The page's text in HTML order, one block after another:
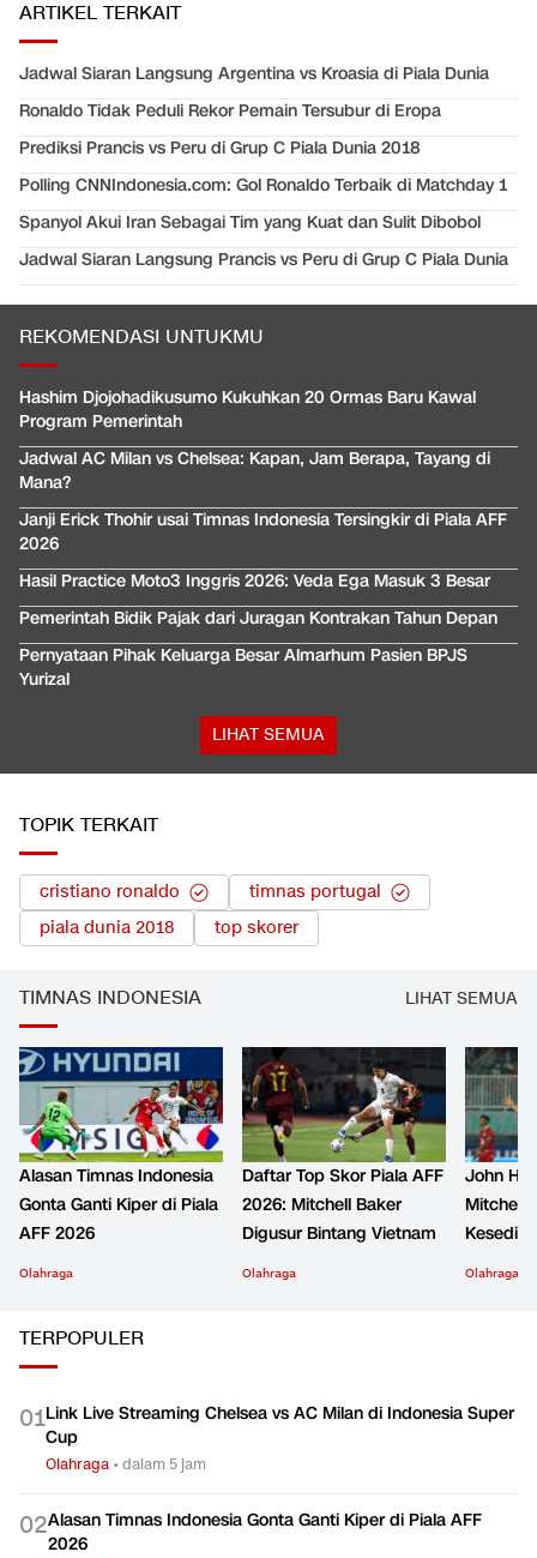
ARTIKEL TERKAIT
Jadwal Siaran Langsung Argentina vs Kroasia di Piala Dunia
Ronaldo Tidak Peduli Rekor Pemain Tersubur di Eropa
Prediksi Prancis vs Peru di Grup C Piala Dunia 2018
Polling CNNIndonesia.com: Gol Ronaldo Terbaik di Matchday 1
Spanyol Akui Iran Sebagai Tim yang Kuat dan Sulit Dibobol
Jadwal Siaran Langsung Prancis vs Peru di Grup C Piala Dunia
REKOMENDASI UNTUKMU
Hashim Djojohadikusumo Kukuhkan 20 Ormas Baru Kawal
Program Pemerintah
Jadwal AC Milan vs Chelsea: Kapan, Jam Berapa, Tayang di
Mana?
Janji Erick Thohir usai Timnas Indonesia Tersingkir di Piala AFF
2026
Hasil Practice Moto3 Inggris 2026: Veda Ega Masuk 3 Besar
Pemerintah Bidik Pajak dari Juragan Kontrakan Tahun Depan
Pernyataan Pihak Keluarga Besar Almarhum Pasien BPJS
Yurizal
LIHAT SEMUA
TOPIK TERKAIT
cristiano ronaldo
timnas portugal
piala dunia 2018
top skorer
TIMNAS INDONESIA LIHAT SEMUA
Alasan Timnas Indonesia
Gonta Ganti Kiper di Piala
AFF 2026
Olahraga
Daftar Top Skor Piala AFF
2026: Mitchell Baker
Digusur Bintang Vietnam
Olahraga
John
Mitchell
Olahraga
TERPOPULER
01Link Live Streaming Chelsea vs AC Milan di Indonesia Super
Cup
Olahraga •dalam 5 jam
02Alasan Timnas Indonesia Gonta Ganti Kiper di Piala AFF
2026